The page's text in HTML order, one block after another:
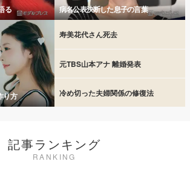
る 病名公表決断した息子の言葉
り方
寿美花代さん死去
元TBS山本アナ 離婚発表
冷め切った夫婦関係の修復法
記事ランキング
RANKING